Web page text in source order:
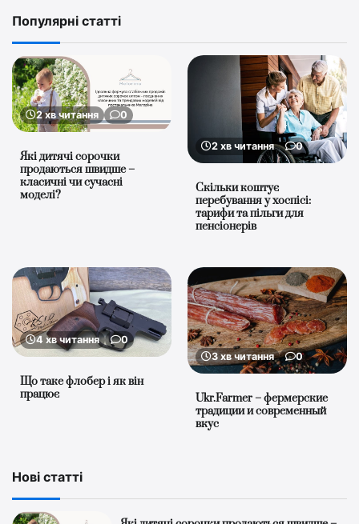
Популярні статті
2 хв читання 0
Які дитячі сорочки
продаються швидше –
класичні чи сучасні
моделі?
2 хв читання 0
Скільки коштує
перебування у хоспісі:
тарифи та пільги для
пенсіонерів
4 хв читання 0
Що таке флобер і як він
працює
3 хв читання 0
Ukr.Farmer – фермерские
традиции и современный
вкус
Нові статті